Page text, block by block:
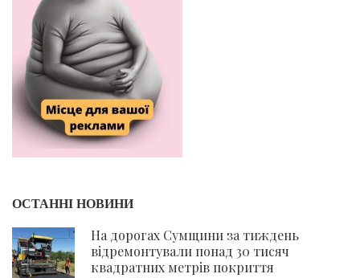
ОСТАННІ НОВИНИ
На дорогах Сумщини за тиждень
відремонтували понад 30 тисяч
квадратних метрів покриття